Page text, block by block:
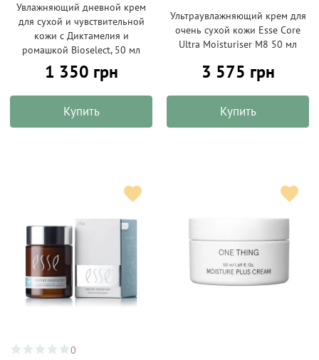
Увлажняющий дневной крем
для сухой и чувствительной
кожи с Диктамелия и
ромашкой Bioselect, 50 мл
1 350 грн
Купить
Ультраувлажняющий крем для
очень сухой кожи Esse Core
Ultra Moisturiser M8 50 мл
3 575 грн
Купить
0